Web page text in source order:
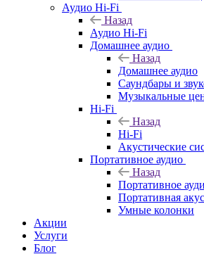
Аудио Hi-Fi
Назад
Аудио Hi-Fi
Домашнее аудио
Назад
Домашнее аудио
Саундбары и
Музыкальные
Hi-Fi
Назад
Hi-Fi
Акустические
Портативное аудио
Назад
Портативное
Портативная
Умные колонки
Акции
Услуги
Блог